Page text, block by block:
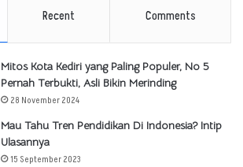
Recent Comments
Mitos Kota Kediri yang Paling Populer, No 5
Pernah Terbukti, Asli Bikin Merinding
28 November 2024
Mau Tahu Tren Pendidikan Di Indonesia? Intip
Ulasannya
15 September 2023